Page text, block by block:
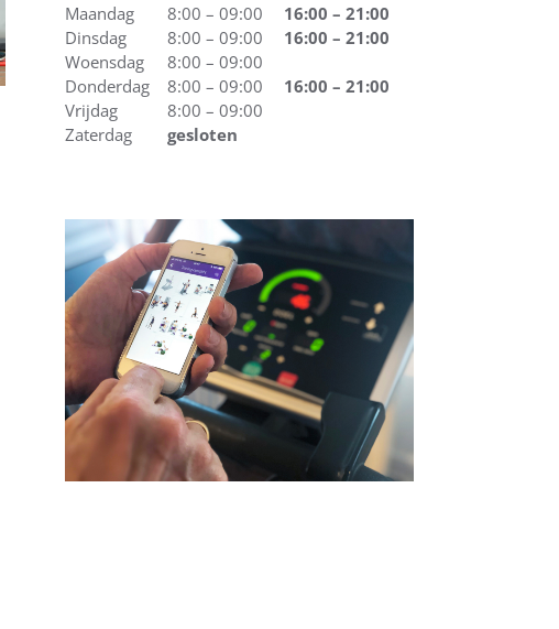
Maandag 8:00 – 09:00
16:00 – 21:00
Dinsdag
8:00 – 09:00
16:00 – 21:00
Woensdag
8:00 – 09:00
Donderdag
8:00 – 09:00
16:00 – 21:00
Vrijdag
8:00 – 09:00
Zaterdag
gesloten